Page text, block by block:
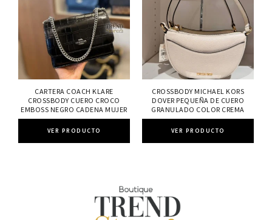
CARTERA COACH KLARE
CROSSBODY CUERO CROCO
EMBOSS NEGRO CADENA MUJER
VER PRODUCTO
CROSSBODY MICHAEL KORS
DOVER PEQUEÑA DE CUERO
GRANULADO COLOR CREMA
VER PRODUCTO